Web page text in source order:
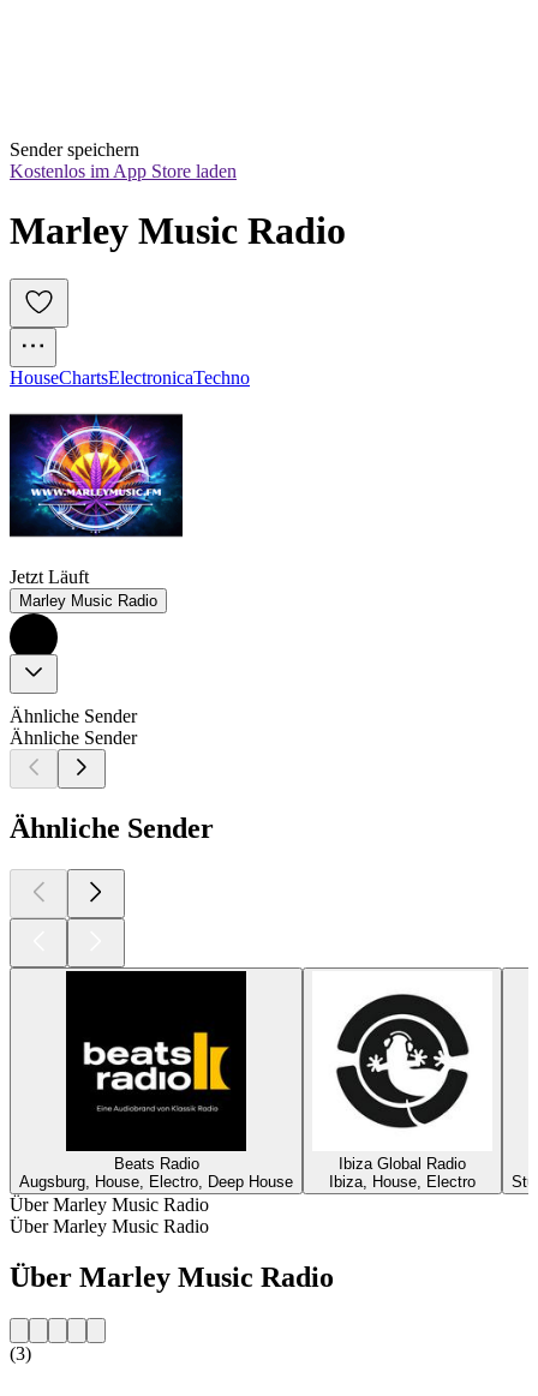
Sender speichern
Kostenlos im App Store laden
Marley Music Radio
HouseChartsElectronicaTechno
Jetzt Läuft
Marley Music Radio
Ähnliche Sender
Ähnliche Sender
Ähnliche Sender
Beats Radio
Augsburg, House, Electro, Deep House
Ibiza Global Radio
Ibiza, House, Electro
Über Marley Music Radio
Über Marley Music Radio
Über Marley Music Radio
(3)